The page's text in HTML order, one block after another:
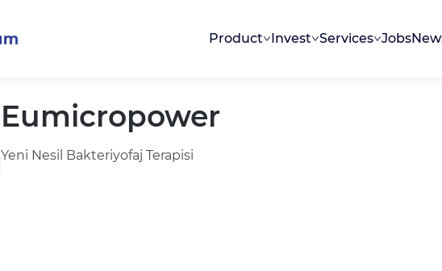
Product Invest Services Jobs
Eumicropower
Yeni Nesil Bakteriyofaj Terapisi